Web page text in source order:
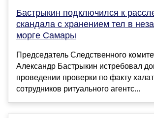
Бастрыкин подключился к
скандала с хранением тел в
морге Самары
Председатель Следственного
Александр Бастрыкин истребовал
проведении проверки по факту
сотрудников ритуального агентс...